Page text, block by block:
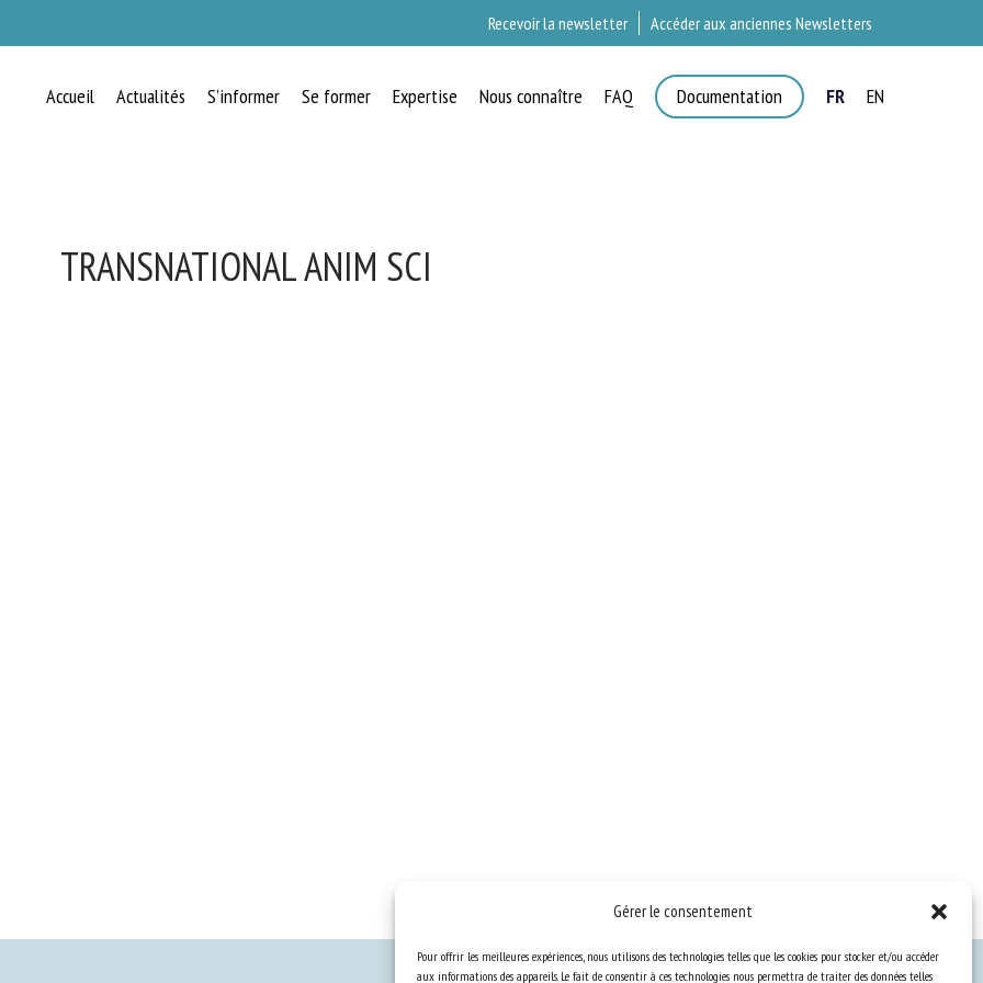
Gérer le consentement
Pour offrir les meilleures expériences, nous utilisons des technologies telles que les cookies pour stocker et/ou accéder
aux informations des appareils. Le fait de consentir à ces technologies nous permettra de traiter des données telles
Recevoir la newsletter Accéder aux anciennes Newsletters
Accueil Actualités S’informer Se former Expertise Nous connaître FAQ Documentation FR EN
TRANSNATIONAL ANIM SCI